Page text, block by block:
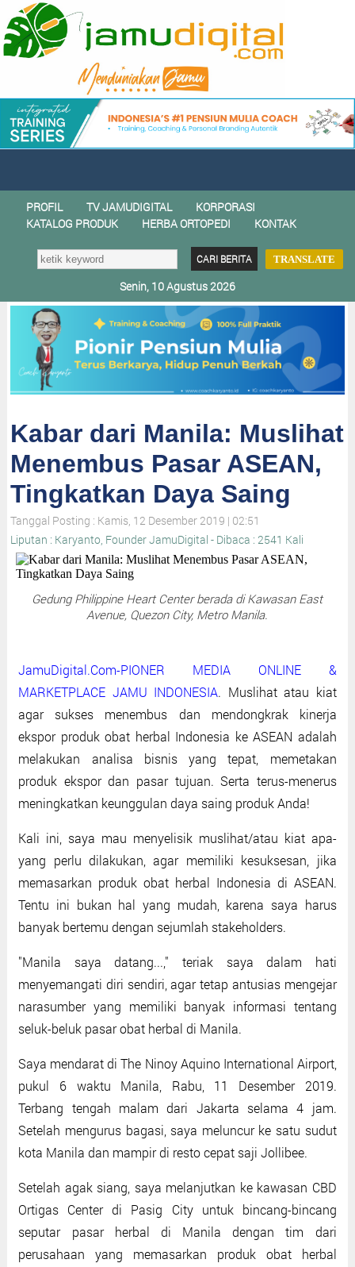
PROFIL TV JAMUDIGITAL
KORPORASI
KATALOG PRODUK
HERBA ORTOPEDI KONTAK
TRANSLATE
Senin, 10 Agustus 2026
Kabar dari Manila: Muslihat
Menembus Pasar ASEAN,
Tingkatkan Daya Saing
Tanggal Posting : Kamis, 12 Desember 2019 | 02:51
Liputan : Karyanto, Founder JamuDigital - Dibaca : 2541 Kali
Gedung Philippine Heart Center berada di Kawasan East
Avenue, Quezon City, Metro Manila.
JamuDigital.Com-PIONER MEDIA ONLINE &
MARKETPLACE JAMU INDONESIA. Muslihat atau kiat
agar sukses menembus dan mendongkrak kinerja
ekspor produk obat herbal Indonesia ke ASEAN adalah
melakukan analisa bisnis yang tepat, memetakan
produk ekspor dan pasar tujuan. Serta terus-menerus
meningkatkan keunggulan daya saing produk Anda!
Kali ini, saya mau menyelisik muslihat/atau kiat apa-
yang perlu dilakukan, agar memiliki kesuksesan, jika
memasarkan produk obat herbal Indonesia di ASEAN.
Tentu ini bukan hal yang mudah, karena saya harus
banyak bertemu dengan sejumlah stakeholders.
"Manila saya datang...," teriak saya dalam hati
menyemangati diri sendiri, agar tetap antusias mengejar
narasumber yang memiliki banyak informasi tentang
seluk-beluk pasar obat herbal di Manila.
Saya mendarat di The Ninoy Aquino International Airport,
pukul 6 waktu Manila, Rabu, 11 Desember 2019.
Terbang tengah malam dari Jakarta selama 4 jam.
Setelah mengurus bagasi, saya meluncur ke satu sudut
kota Manila dan mampir di resto cepat saji Jollibee.
Setelah agak siang, saya melanjutkan ke kawasan CBD
Ortigas Center di Pasig City untuk bincang-bincang
seputar pasar herbal di Manila dengan tim dari
perusahaan yang memasarkan produk obat herbal